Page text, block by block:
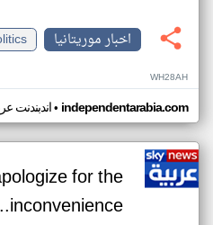
اخبار موريتانيا
WH28AH
اندبندنت• independentarabia.com
for the
inconvenience...